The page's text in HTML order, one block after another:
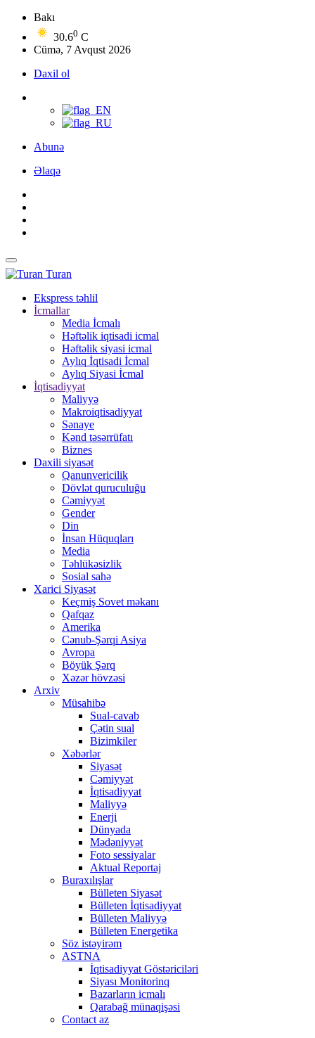
Bakı
30.60 C
Cümə, 7 Avqust 2026
Daxil ol
Abunə
Əlaqə
Turan
Ekspress təhlil
İcmallar
Media İcmalı
Həftəlik iqtisadi icmal
Həftəlik siyasi icmal
Aylıq İqtisadi İcmal
Aylıq Siyasi İcmal
İqtisadiyyat
Maliyyə
Makroiqtisadiyyat
Sənaye
Kənd təsərrüfatı
Biznes
Daxili siyasət
Qanunvericilik
Dövlət quruculuğu
Cəmiyyət
Gender
Din
İnsan Hüquqları
Media
Təhlükəsizlik
Sosial sahə
Xarici Siyasət
Keçmiş Sovet məkanı
Qafqaz
Amerika
Cənub-Şərqi Asiya
Avropa
Böyük Şərq
Xəzər hövzəsi
Arxiv
Müsahibə
Sual-cavab
Çətin sual
Bizimkiler
Xəbərlər
Siyasət
Cəmiyyət
İqtisadiyyat
Maliyyə
Enerji
Dünyada
Mədəniyyət
Foto sessiyalar
Aktual Reportaj
Buraxılışlar
Bülleten Siyasət
Bülleten İqtisadiyyat
Bülleten Maliyyə
Bülleten Energetika
Söz istəyirəm
ASTNA
İqtisadiyyat Göstəriciləri
Siyası Monitorinq
Bazarların icmalı
Qarabağ münaqişəsi
Contact az